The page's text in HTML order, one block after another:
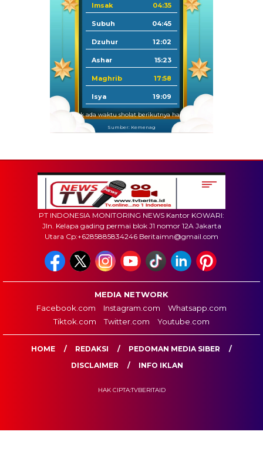
Imsak 04:35
Subuh 04:45
Dzuhur 12:02
Ashar 15:23
Maghrib 17:58
Isya 19:09
Tidak ada waktu sholat berikutnya hari ini.
Sumber: Kemenag
PT INDONESIA MONITORING NEWS Kantor KOWARI:
Jln. Kelapa gading permai blok J1 nomor 12A Jakarta
Utara Cp:+6285885834246 Beritaimn@gmail.com
MEDIA NETWORK
Facebook.com
Instagram.com
Whatsapp.com
Tiktok.com
Twitter.com Youtube.com
HOME REDAKSI
PEDOMAN MEDIA SIBER
DISCLAIMER
INFO IKLAN
HAK CIPTA:TVBERITAID